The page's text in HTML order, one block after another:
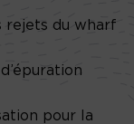
rejets du wharf
pour la